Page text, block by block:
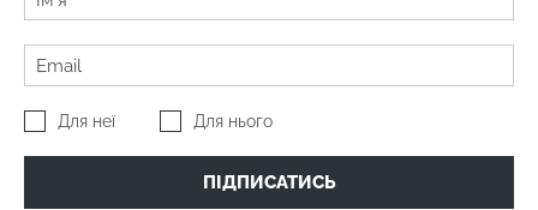
Для неї Для нього
ПІДПИСАТИСЬ